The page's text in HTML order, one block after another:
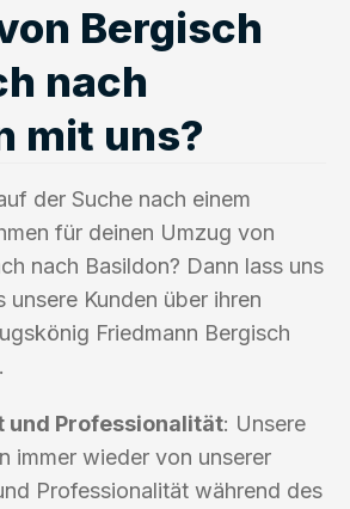
Bergisch
nach
mit uns?
der Suche nach einem
für deinen Umzug von
nach Basildon? Dann lass uns
unsere Kunden über ihren
Friedmann Bergisch
und Professionalität: Unsere
immer wieder von unserer
Professionalität während des